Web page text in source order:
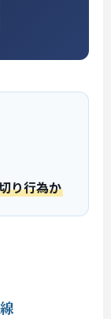
り行為か